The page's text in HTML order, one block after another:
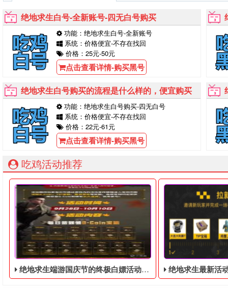
绝地求生白号-全新账号-四无白号购买
功能：绝地求生白号-全新账号
系统：价格便宜-不存在找回
价格：25元-50元
点击查看详情-购买黑号
绝地求生白号购买的流程是什么样的，便宜购买
功能：绝地求生白号购买-四无白号
系统：价格便宜-不存在找回
价格：22元-61元
点击查看详情-购买黑号
吃鸡活动推荐
绝地求生端游国庆节的终极白嫖活动，活动的时间是9月28号到10月10号 绝地求生最新活动！邀